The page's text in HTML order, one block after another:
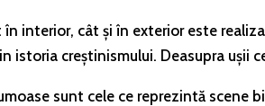
interior, cât și în exterior este
istoria creștinismului. Deasupra ușii
sunt cele ce reprezintă scene